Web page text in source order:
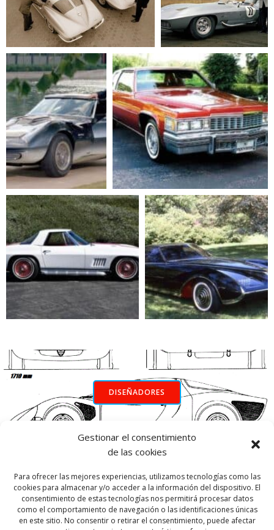
Gestionar el consentimiento
de las cookies
Para ofrecer las mejores experiencias, utilizamos tecnologías como las
cookies para almacenar y/o acceder a la información del dispositivo. El
consentimiento de estas tecnologías nos permitirá procesar datos
como el comportamiento de navegación o las identificaciones únicas
en este sitio. No consentir o retirar el consentimiento, puede afectar
DISEÑADORES
INICIO